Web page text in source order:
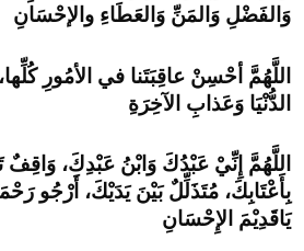
وَالفَضْلِ وَالمَنِّ وَالعَطَاءِ والإحْسَانِ
اللَّهُمَّ أحْسِنْ عاقِبَتَنا في الأمُورِ
الدُّنْيَا وَعَذابِ الآخِرَةِ
اللَّهُمَّ إِنِّيْ عَبْدُكَ وَابْنُ عَبْدِكَ، وَاقِفٌ
بِأَعْتَابِكَ، مُتَذَلِّلٌ بَيْنَ يَدَيْكَ، أَرْجُو
يَاقَدِيْمَ الإِحْسَانِ